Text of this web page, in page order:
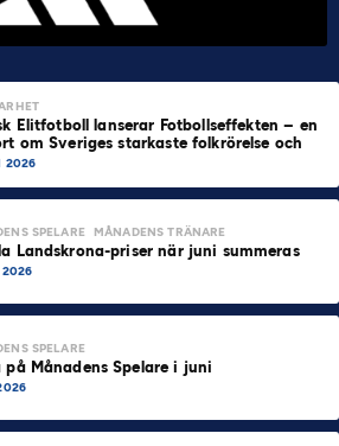
Elitfotboll lanserar Fotbollseffekten – en
om Sveriges starkaste folkrörelse och
2026
SPELARE MÅNADENS TRÄNARE
Landskrona-priser när juni summeras
2026
SPELARE
på Månadens Spelare i juni